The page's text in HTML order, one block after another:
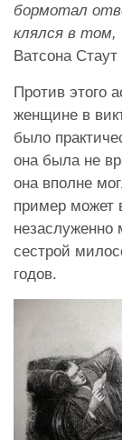
бормотал
клялся в том,
Ватсона
Против этого
женщине в
было
она была не
она вполне
пример может
сестрой
годов.